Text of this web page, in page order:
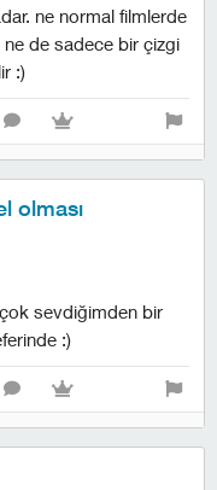
ne normal filmlerde
de sadece bir çizgi
:)
olması
sevdiğimden bir
:)